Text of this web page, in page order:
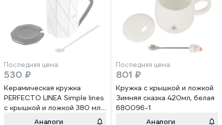
Последняя цена
530 ₽
Керамическая кружка
PERFECTO LINEA Simple lines
с крышкой и ложкой 380 мл
30-781150Аналоги
Последняя цена
801 ₽
Кружка с крышкой и ложкой
Зимняя сказка 420мл, белая
680096-1
Аналоги